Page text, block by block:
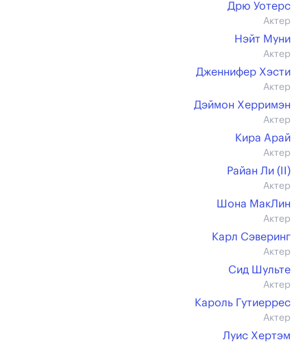
Дрю Уотерс
Актер
Нэйт Муни
Актер
Дженнифер Хэсти
Актер
Дэймон Херримэн
Актер
Кира Арай
Актер
Райан Ли (II)
Актер
Шона МакЛин
Актер
Карл Сэверинг
Актер
Сид Шульте
Актер
Кароль Гутиеррес
Актер
Луис Хертэм